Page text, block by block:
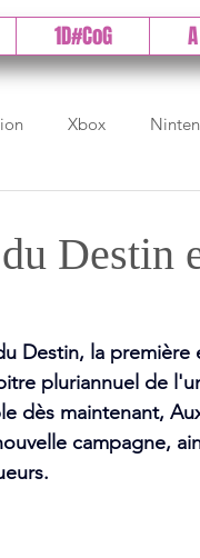
1D#CoG
Xbox
Destin
Destin, la première
pluriannuel de
dès maintenant,
campagne,